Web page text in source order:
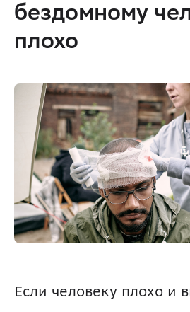
бездомному
плохо
Если человеку плохо и